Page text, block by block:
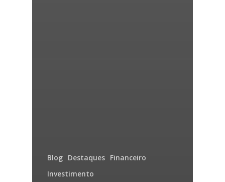
Blog Destaques Financeiro
Investimento